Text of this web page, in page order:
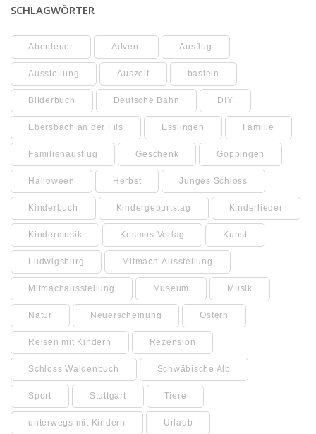
SCHLAGWÖRTER
Abenteuer Advent Ausflug
Ausstellung Auszeit basteln
Bilderbuch Deutsche Bahn DIY
Ebersbach an der Fils Esslingen Familie
Familienausflug Geschenk Göppingen
Halloween Herbst Junges Schloss
Kinderbuch Kindergeburtstag Kinderlieder
Kindermusik Kosmos Verlag Kunst
Ludwigsburg Mitmach-Ausstellung
Mitmachausstellung Museum Musik
Natur Neuerscheinung Ostern
Reisen mit Kindern Rezension
Schloss Waldenbuch Schwäbische Alb
Sport Stuttgart Tiere
unterwegs mit Kindern Urlaub